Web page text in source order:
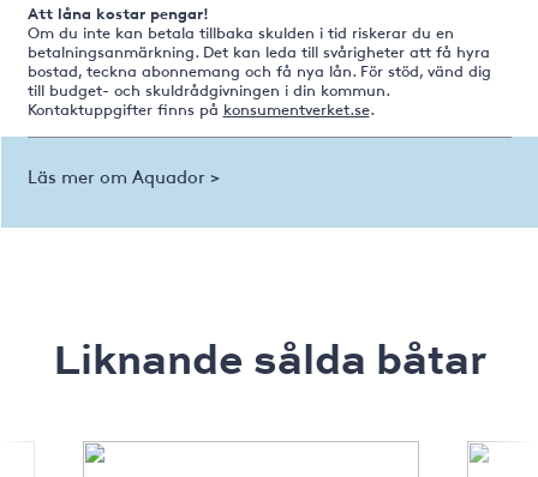
Att låna kostar pengar!
Om du inte kan betala tillbaka skulden i tid riskerar du en
betalningsanmärkning. Det kan leda till svårigheter att få hyra
bostad, teckna abonnemang och få nya lån. För stöd, vänd dig
till budget- och skuldrådgivningen i din kommun.
Kontaktuppgifter finns på konsumentverket.se.
Läs mer om Aquador >
Liknande sålda båtar